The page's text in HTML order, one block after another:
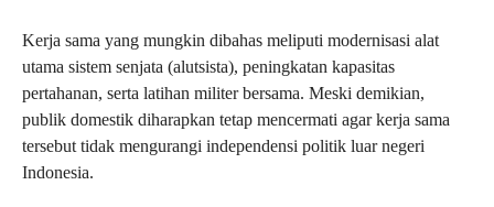
Kerja sama yang mungkin dibahas meliputi modernisasi alat
utama sistem senjata (alutsista), peningkatan kapasitas
pertahanan, serta latihan militer bersama. Meski demikian,
publik domestik diharapkan tetap mencermati agar kerja sama
tersebut tidak mengurangi independensi politik luar negeri
Indonesia.